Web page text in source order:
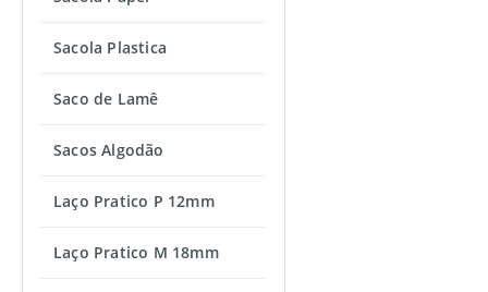
Sacola Plastica
Saco de Lamê
Sacos Algodão
Laço Pratico P 12mm
Laço Pratico M 18mm